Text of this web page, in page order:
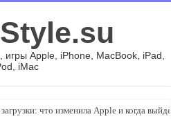
игры Apple, iPhone, MacBook, iPad,
iMac
что изменила Apple и когда